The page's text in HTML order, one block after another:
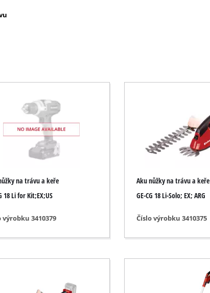
plot
na živý plot
plot
živý plot
na trávu a keře
18 Li for Kit;EX;US
výrobku 3410379
Aku nůžky na trávu a keře
GE-CG 18 Li-Solo; EX; ARG
Číslo výrobku 3410375